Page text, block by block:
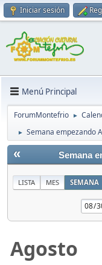
Iniciar sesión
Menú Principal
ForumMontefrio ►
► Semana empezando
« Semana
LISTA MES SEMANA
Agosto